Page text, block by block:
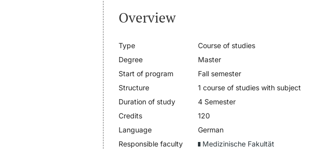
Overview
Type
Course of studies
Degree
Master
Start of program
Fall semester
Structure
1 course of studies with subject
Duration of study
4 Semester
Credits
120
Language
German
Responsible faculty
Medizinische Fakultät